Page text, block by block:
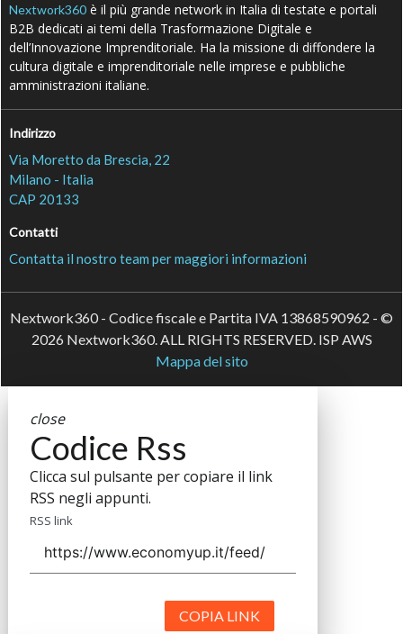
Nextwork360 è il più grande network in Italia di testate e portali
B2B dedicati ai temi della Trasformazione Digitale e
dell’Innovazione Imprenditoriale. Ha la missione di diffondere la
cultura digitale e imprenditoriale nelle imprese e pubbliche
amministrazioni italiane.
Indirizzo
Via Moretto da Brescia, 22
Milano - Italia
CAP 20133
Contatti
Contatta il nostro team per maggiori informazioni
Nextwork360 - Codice fiscale e Partita IVA 13868590962 - ©
2026 Nextwork360. ALL RIGHTS RESERVED. ISP AWS
Mappa del sito
close
Codice Rss
Clicca sul pulsante per copiare il link
RSS negli appunti.
RSS link
COPIA LINK